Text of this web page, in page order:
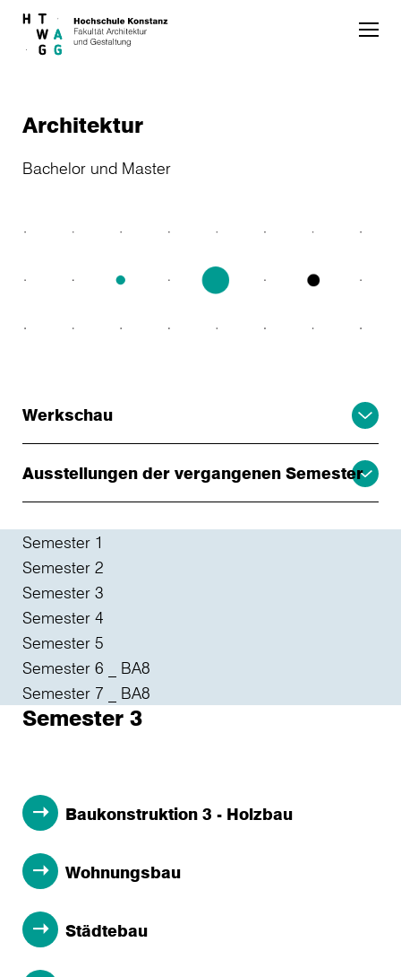
Skip to main content
Architektur
Bachelor und Master
Werkschau
Ausstellungen der vergangenen Semester
Semester 1
Semester 2
Semester 3
Semester 4
Semester 5
Semester 6 _ BA8
Semester 7 _ BA8
Semester 3
Baukonstruktion 3 - Holzbau
Wohnungsbau
Städtebau